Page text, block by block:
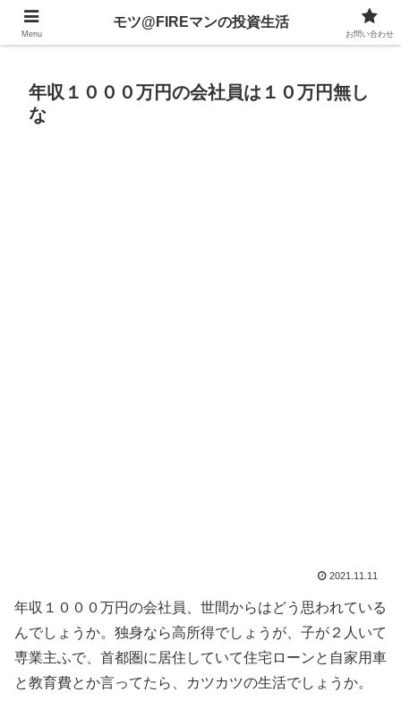
不動産、投資信託、暗号資産、株式、等々への投資について
年収１０００万円の会社員は１０万円無し
な
2021.11.11
年収１０００万円の会社員、世間からはどう思われている
んでしょうか。独身なら高所得でしょうが、子が２人いて
専業主ふで、首都圏に居住していて住宅ローンと自家用車
と教育費とか言ってたら、カツカツの生活でしょうか。
Menu
モツ@FIREマンの投資生活
お問い合わせ